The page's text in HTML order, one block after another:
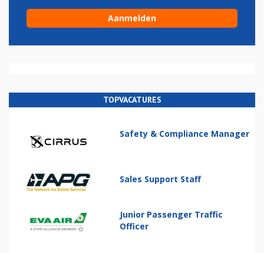
TOPVACATURES
Safety & Compliance Manager
Sales Support Staff
Junior Passenger Traffic
Officer